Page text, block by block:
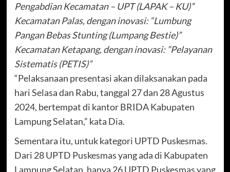
Pengabdian Kecamatan – UPT (LAPAK – KU)”
Kecamatan Palas, dengan inovasi: “Lumbung
Pangan Bebas Stunting (Lumpang Bestie)”
Kecamatan Ketapang, dengan inovasi: ”Pelayanan
Sistematis (PETIS)”
“Pelaksanaan presentasi akan dilaksanakan pada
hari Selasa dan Rabu, tanggal 27 dan 28 Agustus
2024, bertempat di kantor BRIDA Kabupaten
Lampung Selatan,” kata Dia.
Sementara itu, untuk kategori UPTD Puskesmas.
Dari 28 UPTD Puskesmas yang ada di Kabupaten
Lampung Selatan, hanya 26 UPTD Puskesmas yang